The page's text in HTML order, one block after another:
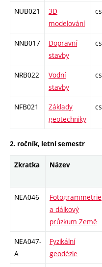
NUB021
3D
modelování
cs
NNB017
Dopravní
stavby
cs
NRB022
Vodní
stavby
cs
NFB021
Základy
geotechniky
cs
2. ročník, letní semestr
Zkratka Název
NEA046
Fotogrammetrie
a dálkový
průzkum Země
NEA047-
A
Fyzikální
geodézie